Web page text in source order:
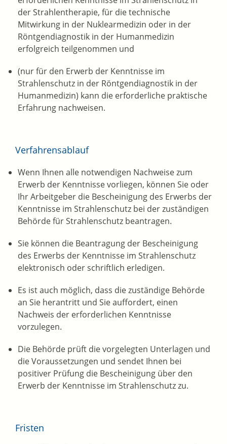
der Strahlentherapie, für die technische
Mitwirkung in der Nuklearmedizin oder in der
Röntgendiagnostik in der Humanmedizin
erfolgreich teilgenommen und
(nur für den Erwerb der Kenntnisse im
Strahlenschutz in der Röntgendiagnostik in der
Humanmedizin) kann die erforderliche praktische
Erfahrung nachweisen.
Verfahrensablauf
Wenn Ihnen alle notwendigen Nachweise zum
Erwerb der Kenntnisse vorliegen, können Sie oder
Ihr Arbeitgeber die Bescheinigung des Erwerbs der
Kenntnisse im Strahlenschutz bei der zuständigen
Behörde für Strahlenschutz beantragen.
Sie können die Beantragung der Bescheinigung
des Erwerbs der Kenntnisse im Strahlenschutz
elektronisch oder schriftlich erledigen.
Es ist auch möglich, dass die zuständige Behörde
an Sie herantritt und Sie auffordert, einen
Nachweis der erforderlichen Kenntnisse
vorzulegen.
Die Behörde prüft die vorgelegten Unterlagen und
die Voraussetzungen und sendet Ihnen bei
positiver Prüfung die Bescheinigung über den
Erwerb der Kenntnisse im Strahlenschutz zu.
Fristen